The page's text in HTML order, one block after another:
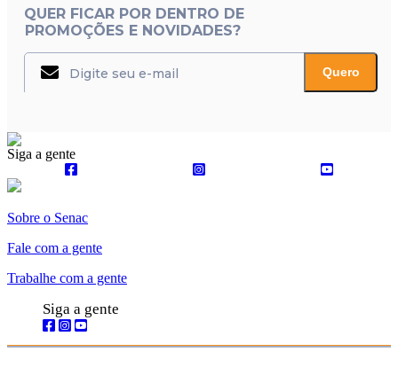
QUER FICAR POR DENTRO DE
PROMOÇÕES E NOVIDADES?
Quero
Siga a gente
Sobre o Senac
Fale com a gente
Trabalhe com a gente
Siga a gente